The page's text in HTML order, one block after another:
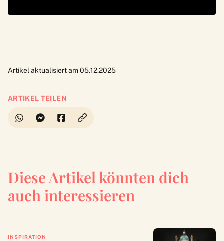
Artikel aktualisiert am 05.12.2025
ARTIKEL TEILEN
Diese Artikel könnten dich
auch interessieren
INSPIRATION